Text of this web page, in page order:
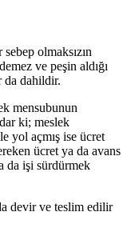
olmaksızın
ve peşin aldığı
da dahildir.
mensubunun
ki; meslek
yol açmış ise ücret
ücret ya da avans
da işi sürdürmek
devir ve teslim edilir